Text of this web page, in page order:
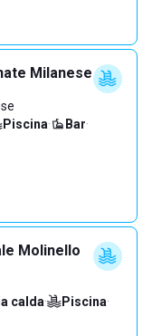
Milanese
Piscina· Bar·
Molinello
calda· Piscina·